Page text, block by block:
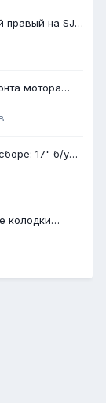
правый на SJ
мотора
17" б/у
резиной
колодки